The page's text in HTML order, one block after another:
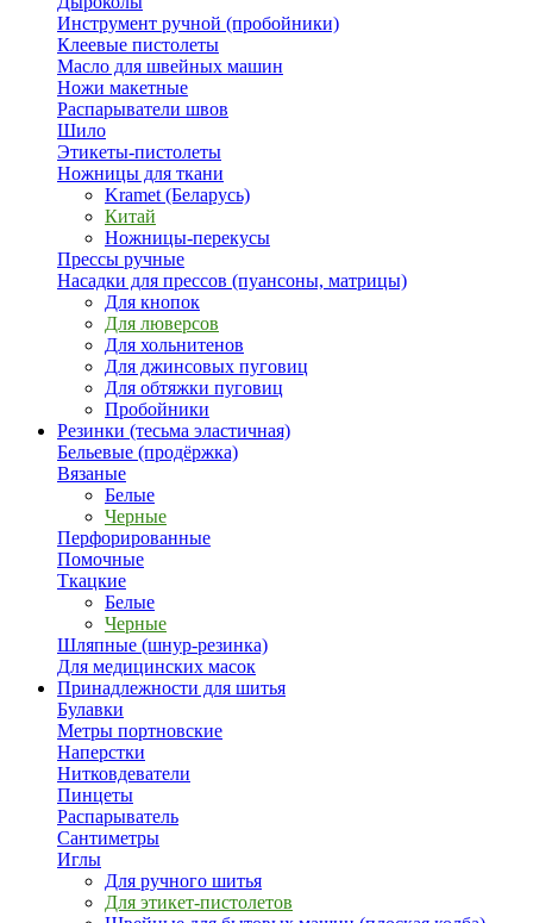
Инструмент ручной (пробойники)
Клеевые пистолеты
Масло для швейных машин
Ножи макетные
Распарыватели швов
Шило
Этикеты-пистолеты
Ножницы для ткани
Kramet (Беларусь)
Китай
Ножницы-перекусы
Прессы ручные
Насадки для прессов (пуансоны, матрицы)
Для кнопок
Для люверсов
Для хольнитенов
Для джинсовых пуговиц
Для обтяжки пуговиц
Пробойники
Резинки (тесьма эластичная)
Бельевые (продёржка)
Вязаные
Белые
Черные
Перфорированные
Помочные
Ткацкие
Белые
Черные
Шляпные (шнур-резинка)
Для медицинских масок
Принадлежности для шитья
Булавки
Метры портновские
Наперстки
Нитковдеватели
Пинцеты
Распарыватель
Сантиметры
Иглы
Для ручного шитья
Для этикет-пистолетов